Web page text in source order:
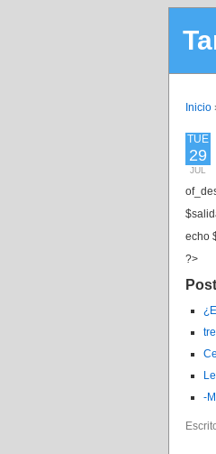
Inicio
TUE
29
JUL
echo
?>
-